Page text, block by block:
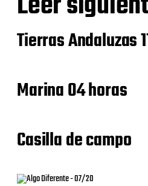
Tierras Andaluzas
Marina 04 horas
Casilla de campo